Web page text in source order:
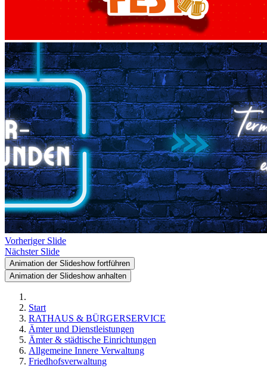
Vorheriger Slide
Nächster Slide
Animation der Slideshow fortführen
Animation der Slideshow anhalten
Start
RATHAUS & BÜRGERSERVICE
Ämter und Dienstleistungen
Ämter & städtische Einrichtungen
Allgemeine Innere Verwaltung
Friedhofsverwaltung